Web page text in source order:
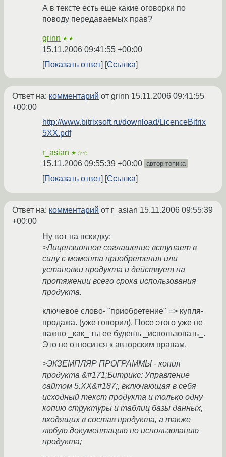
А в тексте есть еще какие оговорки по
поводу передаваемых прав?
grinn ★★
15.11.2006 09:41:55 +00:00
Показать ответ
Ссылка
Ответ на: комментарий от grinn 15.11.2006 09:41:55
+00:00
http://www.bitrixsoft.ru/download/LicenceBitrix
5XX.pdf
r_asian ★☆☆
15.11.2006 09:55:39 +00:00 автор топика
Показать ответ Ссылка
Ответ на: комментарий от r_asian 15.11.2006 09:55:39
+00:00
Ну вот на вскидку:
>Лицензионное соглашение вступает в
силу с момента приобретения или
установки продукта и действует на
протяжении всего срока использования
продукта.
ключевое слово- "приобретение" => купля-
продажа. (уже говорил). Посе этого уже не
важно _как_ ты ее будешь _использовать_.
Это не относится к авторским правам.
>ЭКЗЕМПЛЯР ПРОГРАММЫ - копия
продукта &#171;Битрикс: Управление
сайтом 5.ХХ&#187;, включающая в себя
исходный текст продукта и только одну
копию структуры и таблиц базы данных,
входящих в состав продукта, а также
любую документацию по использованию
продукта;